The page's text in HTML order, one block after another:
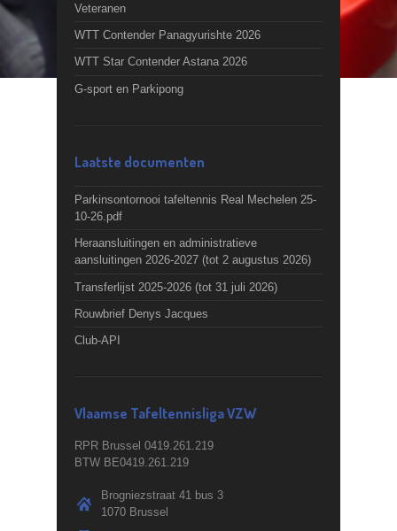
Veteranen
WTT Contender Panagyurishte 2026
WTT Star Contender Astana 2026
G-sport en Parkipong
Laatste documenten
Parkinsontornooi tafeltennis Real Mechelen 25-
10-26.pdf
Heraansluitingen en administratieve
aansluitingen 2026-2027 (tot 2 augustus 2026)
Transferlijst 2025-2026 (tot 31 juli 2026)
Rouwbrief Denys Jacques
Club-API
Vlaamse Tafeltennisliga VZW
RPR Brussel 0419.261.219
BTW BE0419.261.219
Brogniezstraat 41 bus 3
1070 Brussel